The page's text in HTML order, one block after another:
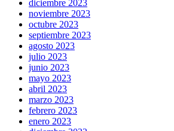
diciembre 2023
noviembre 2023
octubre 2023
septiembre 2023
agosto 2023
julio 2023
junio 2023
mayo 2023
abril 2023
marzo 2023
febrero 2023
enero 2023